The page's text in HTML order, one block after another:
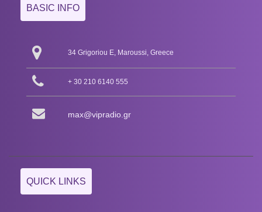
BASIC INFO
34 Grigoriou E, Maroussi, Greece
+ 30 210 6140 555
max@vipradio.gr
QUICK LINKS